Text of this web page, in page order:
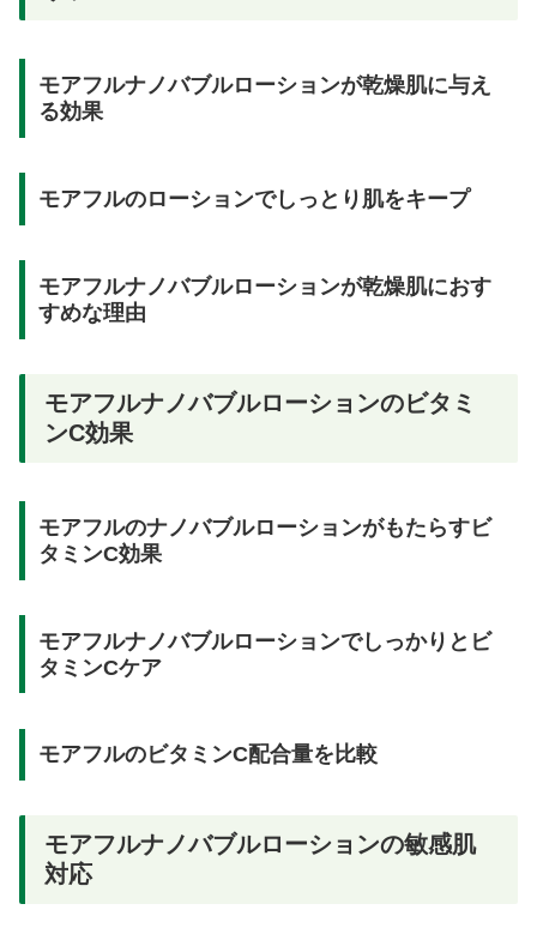
モアフルナノバブルローションが乾燥肌に与え
る効果
モアフルのローションでしっとり肌をキープ
モアフルナノバブルローションが乾燥肌におす
すめな理由
モアフルナノバブルローションのビタミ
ンC効果
モアフルのナノバブルローションがもたらすビ
タミンC効果
モアフルナノバブルローションでしっかりとビ
タミンCケア
モアフルのビタミンC配合量を比較
モアフルナノバブルローションの敏感肌
対応